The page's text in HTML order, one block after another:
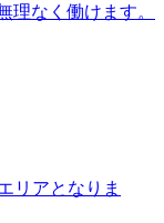
なく働けます。
リアとなりま